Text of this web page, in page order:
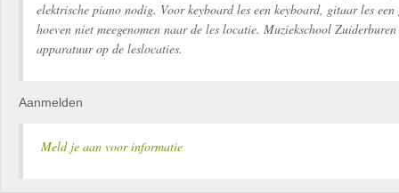
elektrische piano nodig. Voor keyboard les een keyboard, gitaar les
hoeven niet meegenomen naar de les locatie. Muziekschool
apparatuur op de leslocaties.
Aanmelden
Meld je aan voor informatie